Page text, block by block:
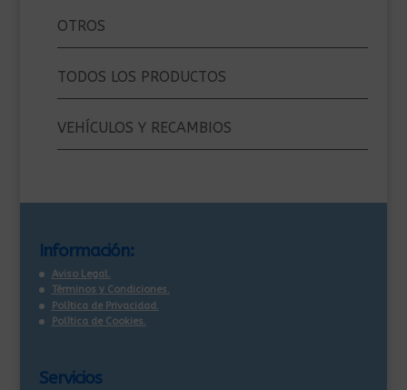
OTROS
TODOS LOS PRODUCTOS
VEHÍCULOS Y RECAMBIOS
Información:
Aviso Legal.
Términos y Condiciones.
Política de Privacidad.
Política de Cookies.
Servicios